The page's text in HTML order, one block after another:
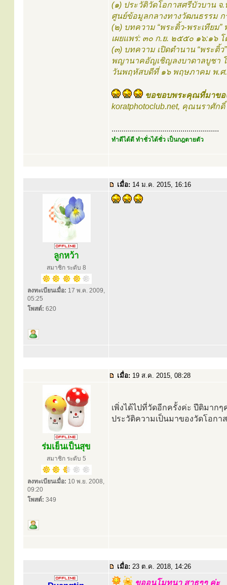
(๑) ประวัติวัดโอกาสศรีบัวบาน
ศูนย์ข้อมูลกลางทางวัฒนธรรม
(๒) บทความ “พระติ้ว-พระเทียม
เผยแพร่: ๓๐ ก.ย. ๒๕๕๐ ๑๖:๑๖ โ
(๓) บทความ เปิดตำนาน “พระติ้
พญานาคอัญเชิญลงบาดาลบูชา โ
วันพฤหัสบดีที่ ๑๖ พฤษภาคม พ.
ขอขอบพระคุณที่มาขอ
koratphotoclub.net, คุณนราศัก
.....................................................
ทำดีได้ดี ทำชั่วได้ชั่ว เป็นกฎตายตัว
เมื่อ: 14 ม.ค. 2015, 16:16
ลูกหว้า
สมาชิก ระดับ 8
ลงทะเบียนเมื่อ: 17 พ.ค. 2009,
05:25
โพสต์: 620
เมื่อ: 19 ส.ค. 2015, 08:28
ร่มเย็นเป็นสุข
สมาชิก ระดับ 5
ลงทะเบียนเมื่อ: 10 พ.ย. 2008,
09:20
โพสต์: 349
เพิ่งได้ไปที่วัดอีกครั้งค่ะ ปีติมาก
ประวัติความเป็นมาของวัดโอก
เมื่อ: 23 ต.ค. 2018, 14:26
ขออนุโมทนา สาธุๆๆ ค่ะ